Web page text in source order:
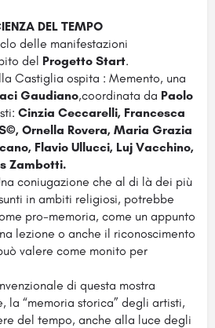
DEL TEMPO
delle manifestazioni
del Progetto Start.
Castiglia ospita : Memento, una
Gaudiano,coordinata da Paolo
Cinzia Ceccarelli, Francesca
Ornella Rovera, Maria Grazia
Flavio Ullucci, Luj Vacchino,
Zambotti.
coniugazione che al di là dei più
in ambiti religiosi, potrebbe
pro-memoria, come un appunto
lezione o anche il riconoscimento
valere come monito per
di questa mostra
la “memoria storica” degli artisti,
del tempo, anche alla luce degli